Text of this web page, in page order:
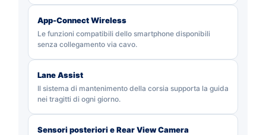
App-Connect Wireless
Le funzioni compatibili dello smartphone disponibili
senza collegamento via cavo.
Lane Assist
Il sistema di mantenimento della corsia supporta la guida
nei tragitti di ogni giorno.
Sensori posteriori e Rear View Camera